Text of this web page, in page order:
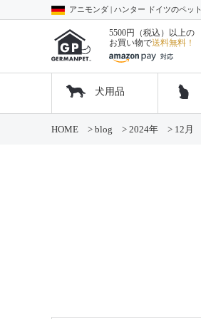
アニモンダ | ハンター ドイツのペッ
5500円（税込）以上の
お買い物で送料無料！
犬用品
HOME > blog > 2024年 > 12月